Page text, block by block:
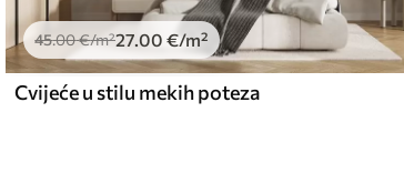
45.00€/m²27 .00 €/m²
Cvijeće u stilu mekih poteza